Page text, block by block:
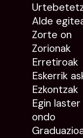
Alde
Zorte on
Zorionak
Erretiroak
Eskerrik
Ezkontzak
Egin laster
ondo